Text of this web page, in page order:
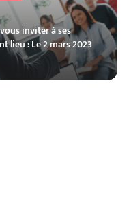
vous inviter à ses
lieu : Le 2 mars 2023